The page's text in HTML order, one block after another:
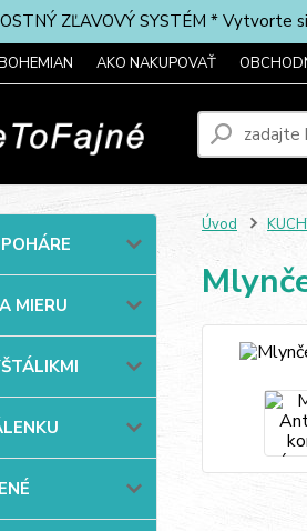
ZĽAVOVÝ SYSTÉM * Vytvorte
AKO NAKUPOVAŤ
MIERU
Úvod